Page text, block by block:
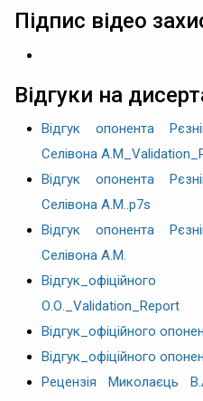
Підпис відео
Відгуки на
Відгук опонента
Селівона
Відгук опонента
Селівона А.М..p7s
Відгук опонента
Селівона А.М.
О.О._Validation_Report
Відгук_офіційного
Відгук_офіційного
Рецензія Миколаєць